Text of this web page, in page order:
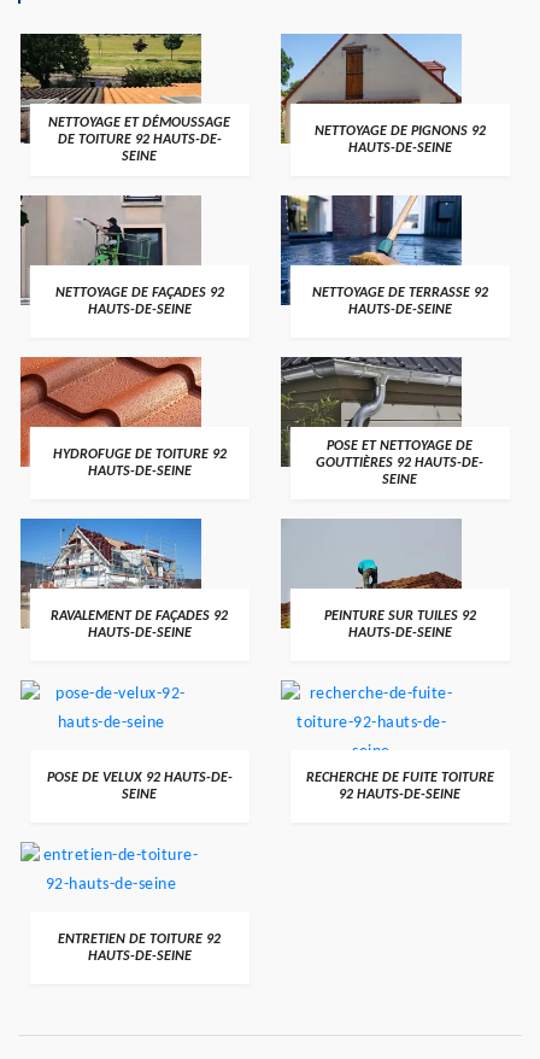
NETTOYAGE ET DÉMOUSSAGE
DE TOITURE 92 HAUTS-DE-
SEINE
NETTOYAGE DE PIGNONS 92
HAUTS-DE-SEINE
NETTOYAGE DE FAÇADES 92
HAUTS-DE-SEINE
NETTOYAGE DE TERRASSE 92
HAUTS-DE-SEINE
HYDROFUGE DE TOITURE 92
HAUTS-DE-SEINE
POSE ET NETTOYAGE DE
GOUTTIÈRES 92 HAUTS-DE-
SEINE
RAVALEMENT DE FAÇADES 92
HAUTS-DE-SEINE
PEINTURE SUR TUILES 92
HAUTS-DE-SEINE
POSE DE VELUX 92 HAUTS-DE-
SEINE
RECHERCHE DE FUITE TOITURE
92 HAUTS-DE-SEINE
ENTRETIEN DE TOITURE 92
HAUTS-DE-SEINE